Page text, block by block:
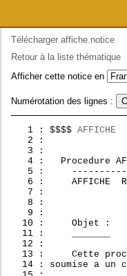
Télécharger affiche.notice
Retour à la liste thématique
Afficher cette notice en
Numérotation des lignes :
   1 : $$$$
AFFICHE
2 :
   3 :
   4 :
5 :
6 :     AFFICHE
   7 :
   8 :
   9 :
  10 :     Objet :
  11 :     _______
  12 :
13 :     Cette
14 : soumise a un